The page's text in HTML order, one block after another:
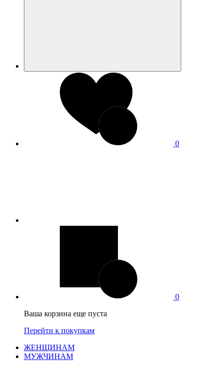
0
0
Ваша корзина еще пуста
Перейти к покупкам
ЖЕНЩИНАМ
МУЖЧИНАМ